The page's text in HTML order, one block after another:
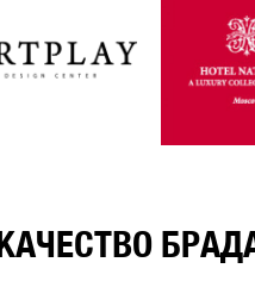
КАЧЕСТВО